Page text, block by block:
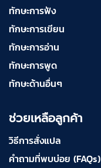
ทักษะการฟัง
ทักษะการเขียน
ทักษะการอ่าน
ทักษะการพูด
ทักษะด้านอื่นๆ
ช่วยเหลือลูกค้า
วิธีการสั่งแปล
คำถามที่พบบ่อย (FAQs)